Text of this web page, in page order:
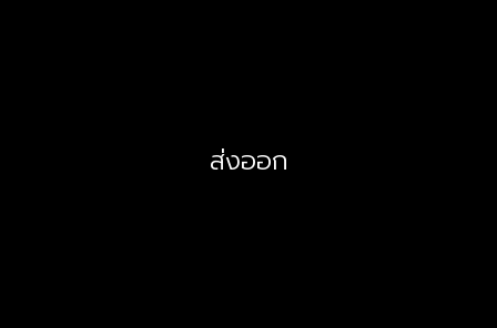
ส่งออก